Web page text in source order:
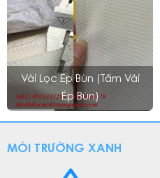
Vải Lọc Ép Bùn (Tấm Vải
Ép Bùn)
MÔI TRƯỜNG XANH